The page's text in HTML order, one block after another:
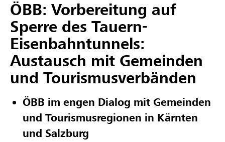
ÖBB: Vorbereitung auf
Sperre des Tauern-
Eisenbahntunnels:
Austausch mit Gemeinden
und Tourismusverbänden
ÖBB im engen Dialog mit Gemeinden
und Tourismusregionen in Kärnten
und Salzburg